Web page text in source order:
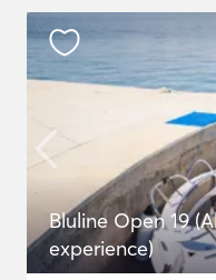
Bluline Open 19
experience)